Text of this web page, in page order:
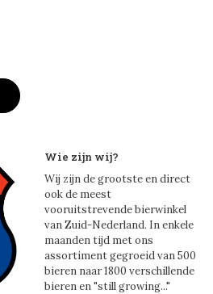
Wie zijn wij?
Wij zijn de grootste en direct
ook de meest
vooruitstrevende bierwinkel
van Zuid-Nederland. In enkele
maanden tijd met ons
assortiment gegroeid van 500
bieren naar 1800 verschillende
bieren en "still growing..."